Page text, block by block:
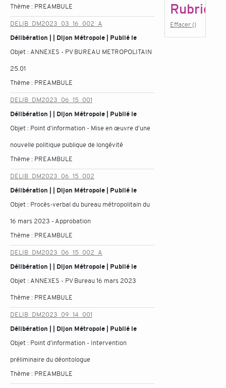
Thème : PREAMBULE
DELIB_DM2023_03_16_002_A
Délibération | | Dijon Métropole | Publié le
Objet : ANNEXES - PV BUREAU METROPOLITAIN
25.01
Thème : PREAMBULE
DELIB_DM2023_06_15_001
Délibération | | Dijon Métropole | Publié le
Objet : Point d'information - Mise en œuvre d'une
nouvelle politique publique de longévité
Thème : PREAMBULE
DELIB_DM2023_06_15_002
Délibération | | Dijon Métropole | Publié le
Objet : Procès-verbal du bureau métropolitain du
16 mars 2023 - Approbation
Thème : PREAMBULE
DELIB_DM2023_06_15_002_A
Délibération | | Dijon Métropole | Publié le
Objet : ANNEXES - PV Bureau 16 mars 2023
Thème : PREAMBULE
DELIB_DM2023_09_14_001
Délibération | | Dijon Métropole | Publié le
Objet : Point d'information - Intervention
préliminaire du déontologue
Thème : PREAMBULE
Rubrique
Effacer ()